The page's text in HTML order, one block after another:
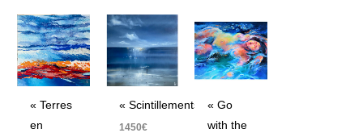
« Terres
en
« Scintillements »
1450€
« Go
with the